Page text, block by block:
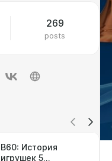
269
posts
B60: История
игрушек 5